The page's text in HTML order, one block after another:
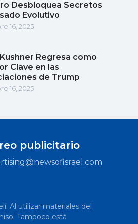
Desbloquea Secretos
Evolutivo
16, 2025
Regresa como
Clave en las
de Trump
16, 2025
publicitario
Al utilizar materiales del
Tampoco está